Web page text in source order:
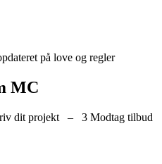
på love og regler
MC
dit projekt – 3 Modtag tilbud